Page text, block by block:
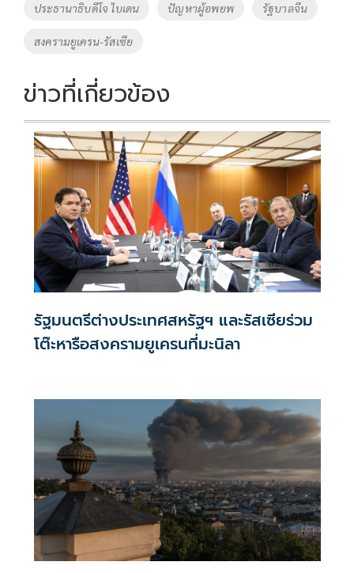
k k
ประธานาธิบดีโจ ไบเดน ปัญหาผู้อพยพ รัฐบาลจีน
สงครามยูเครน-รัสเซีย
ข่าวที่เกี่ยวข้อง
รัฐมนตรีต่างประเทศสหรัฐฯ และรัสเซียร่วม
โต๊ะหารือสงครามยูเครนที่มะนิลา